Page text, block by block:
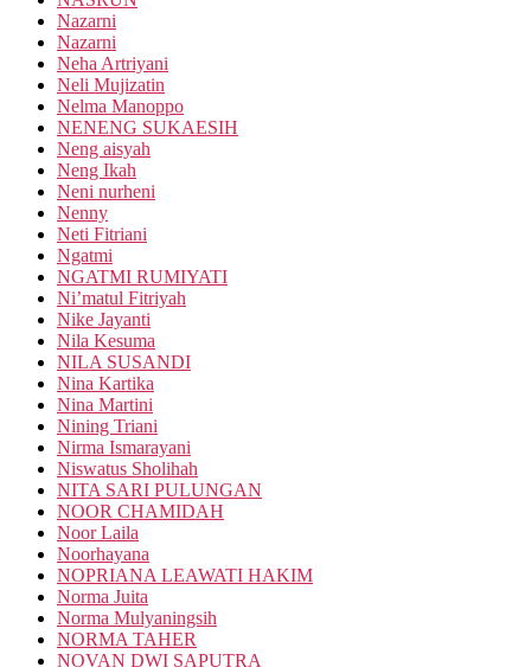
Nazarni
Nazarni
Neha Artriyani
Neli Mujizatin
Nelma Manoppo
NENENG SUKAESIH
Neng aisyah
Neng Ikah
Neni nurheni
Nenny
Neti Fitriani
Ngatmi
NGATMI RUMIYATI
Ni’matul Fitriyah
Nike Jayanti
Nila Kesuma
NILA SUSANDI
Nina Kartika
Nina Martini
Nining Triani
Nirma Ismarayani
Niswatus Sholihah
NITA SARI PULUNGAN
NOOR CHAMIDAH
Noor Laila
Noorhayana
NOPRIANA LEAWATI HAKIM
Norma Juita
Norma Mulyaningsih
NORMA TAHER
NOVAN DWI SAPUTRA